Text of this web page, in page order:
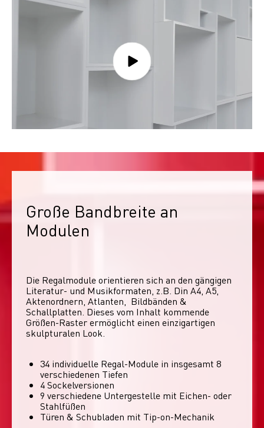
Große Bandbreite an
Modulen
Die Regalmodule orientieren sich an den gängigen
Literatur- und Musikformaten, z.B. Din A4, A5,
Aktenordnern, Atlanten,  Bildbänden &
Schallplatten. Dieses vom Inhalt kommende
Größen-Raster ermöglicht einen einzigartigen
skulpturalen Look.
34 individuelle Regal-Module​ in insgesamt 8
verschiedenen Tiefen
4 Sockelversionen​
9 verschiedene Untergestelle mit Eichen- oder
Stahlfüßen
Türen & Schubladen mit Tip-on-Mechanik